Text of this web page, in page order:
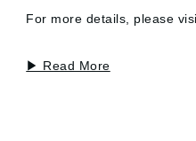
・納屋 de 手仕事 ギャラリー
ラリーMeiPam）
館）
ギャラリーMeiPam）
For more details, please
▶ Read More